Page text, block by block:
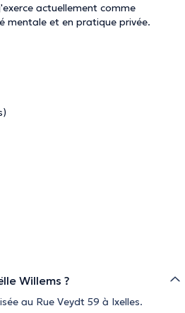
actuellement comme
mentale et en pratique privée.
Willems ?
au Rue Veydt 59 à Ixelles.